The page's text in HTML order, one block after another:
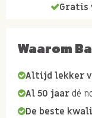
Gratis
Waarom
Altijd lekker
Al 50 jaar dé
De beste